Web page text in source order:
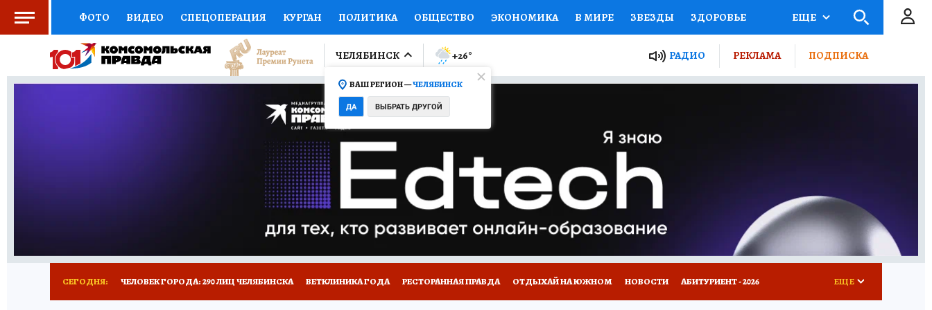
ФОТО ВИДЕО СПЕЦОПЕРАЦИЯ КУРГАН ПОЛИТИКА ОБЩЕСТВО ЭКОНОМИКА В МИРЕ ЗВЕЗДЫ ЗДОРОВЬЕ
СОЦПОДДЕРЖКА НАУКА СПОРТ КОЛУМНИСТЫ ПРОИСШЕСТВИЯ НАЦИОНАЛЬНЫЕ ПРОЕКТЫ РОССИИ
ВЫБОР ЭКСПЕРТОВ ДОКТОР ФИНАНСЫ ОТКРЫВАЕМ МИР Я ЗНАЮ СЕМЬЯ ЖЕНСКИЕ СЕКРЕТЫ ПУТЕВОДИТЕЛЬ
ПРОГНОЗЫ НА СПОРТ ПРОМОКОДЫ СЕРИАЛЫ
ТЕЛЕВИЗОР КОЛЛЕКЦИИ КОНКУРСЫ ГИД ПОТРЕБИТЕЛЯ
НОВОЕ НА САЙТЕ
ЕЩЕ
ЧЕЛЯБИНСК
ВАШ РЕГИОН —ЧЕЛЯБИНСК
ДА ВЫБРАТЬ ДРУГОЙ
+26° РАДИО РЕКЛАМА ПОДПИСКА
СЕГОДНЯ: ЧЕЛОВЕК ГОРОДА: 290 ЛИЦ ЧЕЛЯБИНСКА ВЕТКЛИНИКА ГОДА РЕСТОРАННАЯ ПРАВДА ОТДЫХАЙ НА ЮЖНОМ НОВОСТИ АБИТУРИЕНТ - 2026 ЕЩЕ